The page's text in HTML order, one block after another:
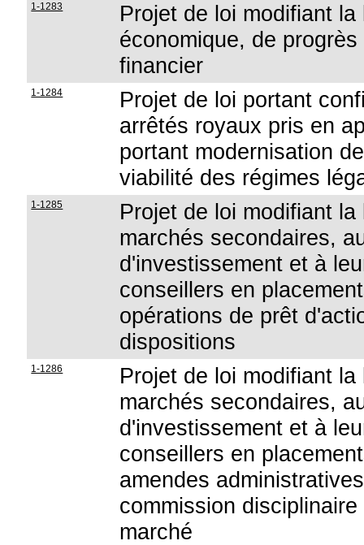
1-1283
Projet de loi modifiant
économique, de
financier
1-1284
Projet de loi portant
arrêtés royaux pris en
portant modernisation
viabilité des régimes
1-1285
Projet de loi modifiant
marchés secondaires,
d'investissement et à
conseillers en
opérations de prêt
dispositions
1-1286
Projet de loi modifiant
marchés secondaires,
d'investissement et à
conseillers en
amendes
commission
marché